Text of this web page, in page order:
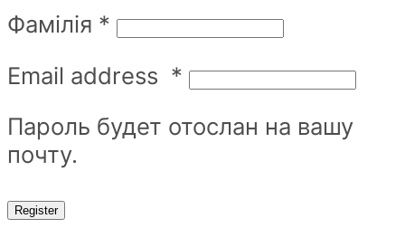
Фамілія *
Email address *
Пароль будет отослан на вашу
почту.
Register